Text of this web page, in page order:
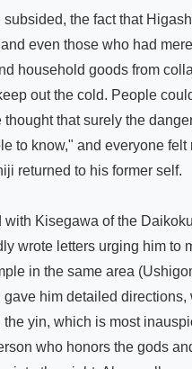
even those who had
household goods from
out the cold. People
that surely the
to know," and everyone
returned to his former self.
Kisegawa of the
wrote letters urging him to
in the same area
him detailed directions,
yin, which is most
who honors the gods